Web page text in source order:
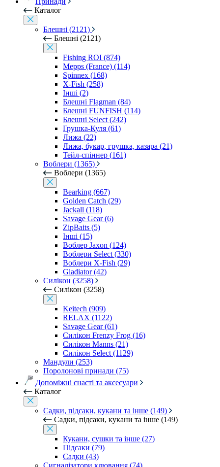
Каталог
Блешні (2121)
Блешні (2121)
Fishing ROI (874)
Mepps (France) (114)
Spinnex (168)
X-Fish (258)
Інші (2)
Блешні Flagman (84)
Блешні FUNFISH (114)
Блешні Select (242)
Грушка-Куля (61)
Лижа (22)
Лижа, букар, грушка, казара (21)
Тейл-спіннер (161)
Воблери (1365)
Воблери (1365)
Bearking (667)
Golden Catch (29)
Jackall (118)
Savage Gear (6)
ZipBaits (5)
Інші (15)
Воблер Jaxon (124)
Воблери Select (330)
Воблери X-Fish (29)
Gladiator (42)
Силікон (3258)
Силікон (3258)
Keitech (909)
RELAX (1122)
Savage Gear (61)
Силікон Frenzy Frog (16)
Силікон Manns (21)
Силікон Select (1129)
Мандули (253)
Поролонові принади (75)
Допоміжні снасті та аксесуари
Каталог
Садки, підсаки, кукани та інше (149)
Садки, підсаки, кукани та інше (149)
Кукани, сушки та інше (27)
Підсаки (79)
Садки (43)
Сигналізатори клювання (74)